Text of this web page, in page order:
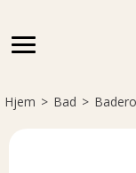
Hjem>Bad>